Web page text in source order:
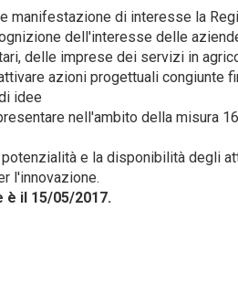
manifestazione di interesse la
dell'interesse delle
delle imprese dei servizi in
azioni progettuali congiunte
idee
nell'ambito della misura
e la disponibilità degli
l'innovazione.
è il 15/05/2017.